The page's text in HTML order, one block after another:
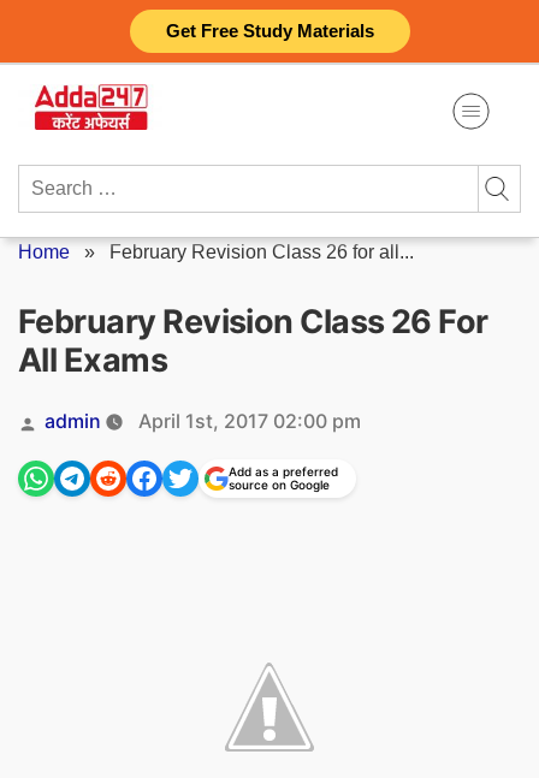
Get Free Study Materials
content
Search
Home » February Revision Class 26 for all...
February Revision Class 26 For
All Exams
Posted
by
admin April 1st, 2017 02:00 pm
Add as a preferred
source on Google